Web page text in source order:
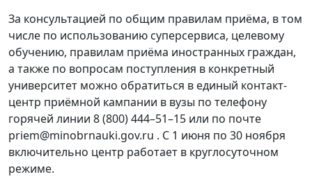
За консультацией по общим правилам приёма, в том
числе по использованию суперсервиса, целевому
обучению, правилам приёма иностранных граждан,
а также по вопросам поступления в конкретный
университет можно обратиться в единый контакт-
центр приёмной кампании в вузы по телефону
горячей линии 8 (800) 444–51–15 или по почте
priem@minobrnauki.gov.ru . С 1 июня по 30 ноября
включительно центр работает в круглосуточном
режиме.